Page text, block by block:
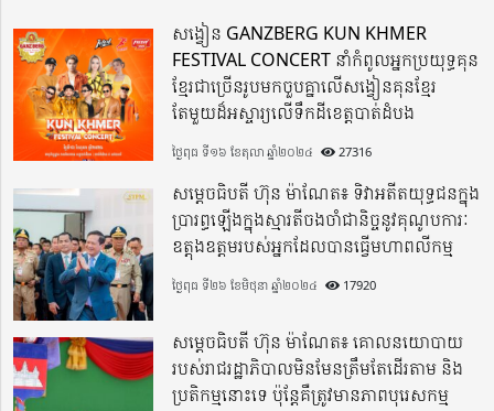
សង្វៀន GANZBERG KUN KHMER
FESTIVAL CONCERT នាំកំពូលអ្នកប្រយុទ្ធគុន
ខ្មែរជាច្រើនរូបមកចួបគ្នាលើសង្វៀនគុនខ្មែរ
តែមួយដ៏អស្ចារ្យលើទឹកដីខេត្តបាត់ដំបង
ថ្ងៃពុធ ទី១៦ ខែតុលា ឆ្នាំ២០២៤ 27316
សម្តេចធិបតី ហ៊ុន ម៉ាណែត៖ ទិវាអតីតយុទ្ធជនក្នុង
ប្រារព្ធឡើងក្នុងស្មារតីចងចាំជានិច្ចនូវគុណូបការៈ
ឧត្តុងឧត្តមរបស់អ្នកដែលបានធ្វើមហាពលីកម្ម
ថ្ងៃពុធ ទី២៦ ខែមិថុនា ឆ្នាំ២០២៤ 17920
សម្តេចធិបតី ហ៊ុន ម៉ាណែត៖ គោលនយោបាយ
របស់រាជរដ្ឋាភិបាលមិនមែនត្រឹមតែដើរតាម និង
ប្រតិកម្មនោះទេ ប៉ុន្តែគឺត្រូវមានភាពបុរេសកម្ម